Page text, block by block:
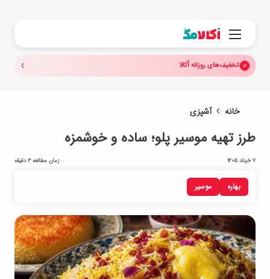
منو
تخفیف‌های روزانه اُکالا
خانه آشپزی
بهاره موسیر
طرز تهیه موسیر پلو؛ ساده و خوشمزه
7 خرداد 1405 زمان مطالعه 3 دقیقه